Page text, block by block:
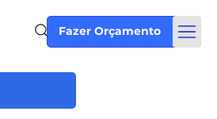
Fazer Orçamento